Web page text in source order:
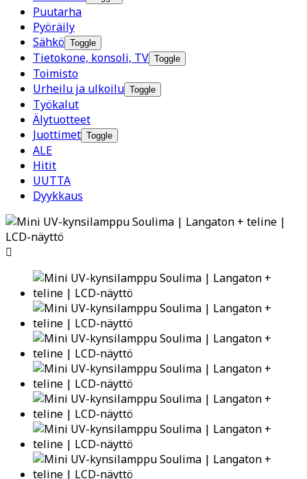
Puutarha
Pyöräily
Sähkö Toggle
Tietokone, konsoli, TV Toggle
Toimisto
Urheilu ja ulkoilu Toggle
Työkalut
Älytuotteet
Juottimet Toggle
ALE
Hitit
UUTTA
Dyykkaus
